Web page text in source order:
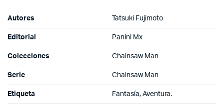
Autores Tatsuki Fujimoto
Editorial Panini Mx
Colecciones Chainsaw Man
Serie Chainsaw Man
Etiqueta Fantasía, Aventura.